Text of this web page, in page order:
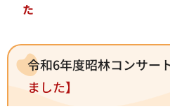
た
令和6年度昭林コンサー
ました】